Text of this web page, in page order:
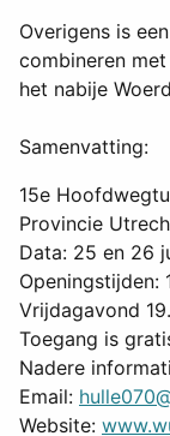
Overigens is
combineren
het nabije
Samenvatting:
15e
Provincie
Data: 25 en 26
Openingstijden:
Vrijdagavond
Toegang is
Nadere
Email:
Website: